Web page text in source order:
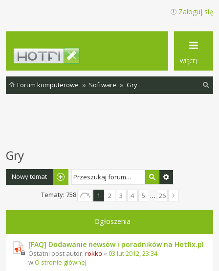
Zaloguj się
WIĘCEJ…
Forum komputerowe Software
Gry
Gry
Nowy temat
Tematy: 758 1 2 3 4 5 … 26
Ogłoszenia
[FAQ] Dodawanie newsów i poradników na Hotfix.pl
Ostatni post autor: rokko « 03 lut 2012, 23:34
wO stronie głównej